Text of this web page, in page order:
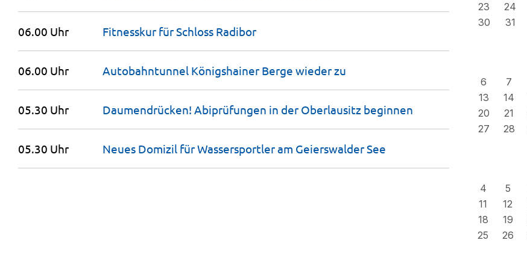
23
24
30
31
6
7
13
14
20
21
27
28
4
5
11
12
18
19
25
26
06.00 Uhr Fitnesskur für Schloss Radibor
06.00 Uhr Autobahntunnel Königshainer Berge wiederzu
05.30 Uhr Daumendrücken! Abiprüfungen in der Oberlausitz beginnen
05.30 Uhr Neues Domizil für Wassersportler am GeierswalderSee